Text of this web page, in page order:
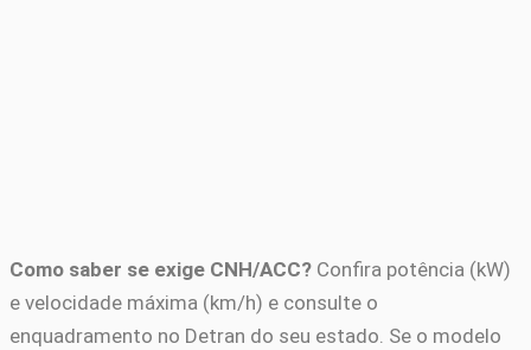
Como saber se exige CNH/ACC? Confira potência (kW)
e velocidade máxima (km/h) e consulte o
enquadramento no Detran do seu estado. Se o modelo